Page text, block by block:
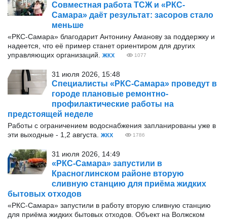
Совместная работа ТСЖ и «РКС-
Самара» даёт результат: засоров стало
меньше
«РКС-Самара» благодарит Антонину Аманову за поддержку и
надеется, что её пример станет ориентиром для других
управляющих организаций.
ЖКХ 1077
31 июля 2026, 15:48
Специалисты «РКС-Самара» проведут в
городе плановые ремонтно-
профилактические работы на
предстоящей неделе
Работы с ограничением водоснабжения запланированы уже в
эти выходные - 1,2 августа.
ЖКХ 1786
31 июля 2026, 14:49
«РКС-Самара» запустили в
Красноглинском районе вторую
сливную станцию для приёма жидких
бытовых отходов
«РКС-Самара» запустили в работу вторую сливную станцию
для приёма жидких бытовых отходов. Объект на Волжском